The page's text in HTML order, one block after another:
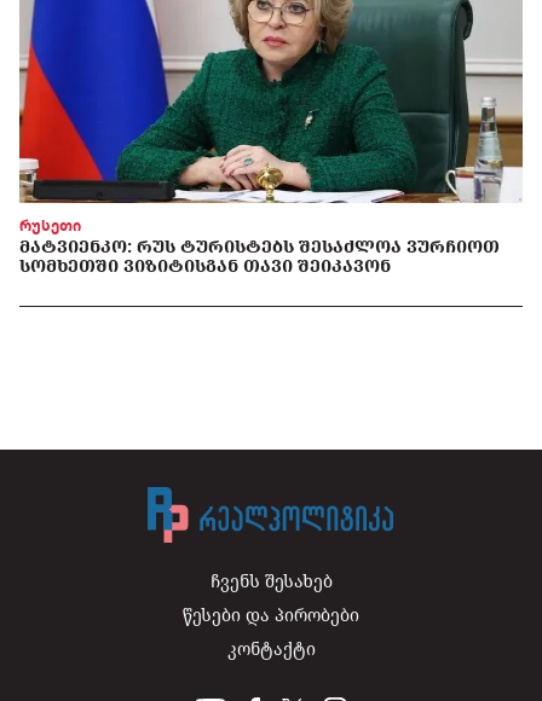
რუსეთი
ᲛᲐᲢᲕᲘᲔᲜᲙᲝ: ᲠᲣᲡ ᲢᲣᲠᲘᲡᲢᲔᲑᲡ ᲨᲔᲡᲐᲫᲚᲝᲐ ᲕᲣᲠᲩᲘᲝᲗ
ᲡᲝᲛᲮᲔᲗᲨᲘ ᲕᲘᲖᲘᲢᲘᲡᲒᲐᲜ ᲗᲐᲕᲘ ᲨᲔᲘᲙᲐᲕᲝᲜ
ჩვენს შესახებ
წესები და პირობები
კონტაქტი